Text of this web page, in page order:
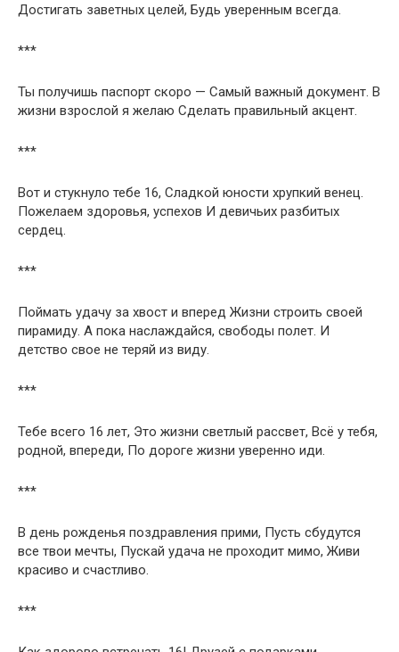
Достигать заветных целей, Будь уверенным всегда.
***
Ты получишь паспорт скоро — Самый важный документ. В
жизни взрослой я желаю Сделать правильный акцент.
***
Вот и стукнуло тебе 16, Сладкой юности хрупкий венец.
Пожелаем здоровья, успехов И девичьих разбитых
сердец.
***
Поймать удачу за хвост и вперед Жизни строить своей
пирамиду. А пока наслаждайся, свободы полет. И
детство свое не теряй из виду.
***
Тебе всего 16 лет, Это жизни светлый рассвет, Всё у тебя,
родной, впереди, По дороге жизни уверенно иди.
***
В день рожденья поздравления прими, Пусть сбудутся
все твои мечты, Пускай удача не проходит мимо, Живи
красиво и счастливо.
***